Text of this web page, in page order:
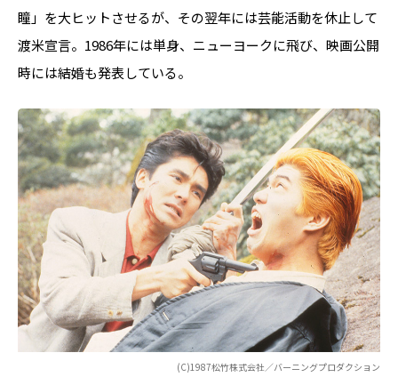
瞳」を大ヒットさせるが、その翌年には芸能活動を休止して
渡米宣言。1986年には単身、ニューヨークに飛び、映画公開
時には結婚も発表している。
(C)1987松竹株式会社／バーニングプロダクション